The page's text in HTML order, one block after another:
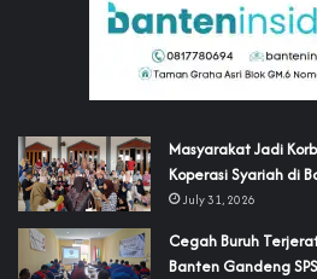
‎Masyarakat Jadi
Koperasi Syariah di
July 31, 2026
Cegah Buruh
Banten Gandeng